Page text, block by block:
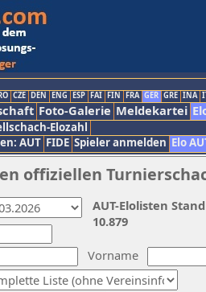
CZE DEN ENG ESP FAI FIN FRA GER GRE INA
Foto-Galerie Meldekartei
Elozahl
AUT FIDE Spieler anmelden Elo
offiziellen
Vorname
AUT-Elolisten
10.879